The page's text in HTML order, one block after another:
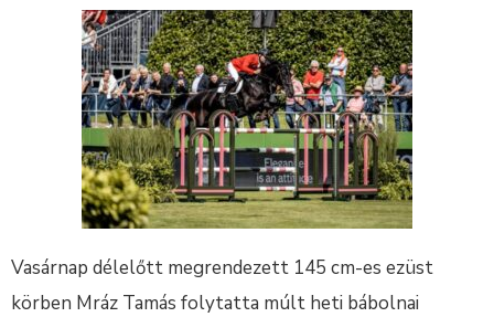
Vasárnap délelőtt megrendezett 145 cm-es ezüst
körben Mráz Tamás folytatta múlt heti bábolnai